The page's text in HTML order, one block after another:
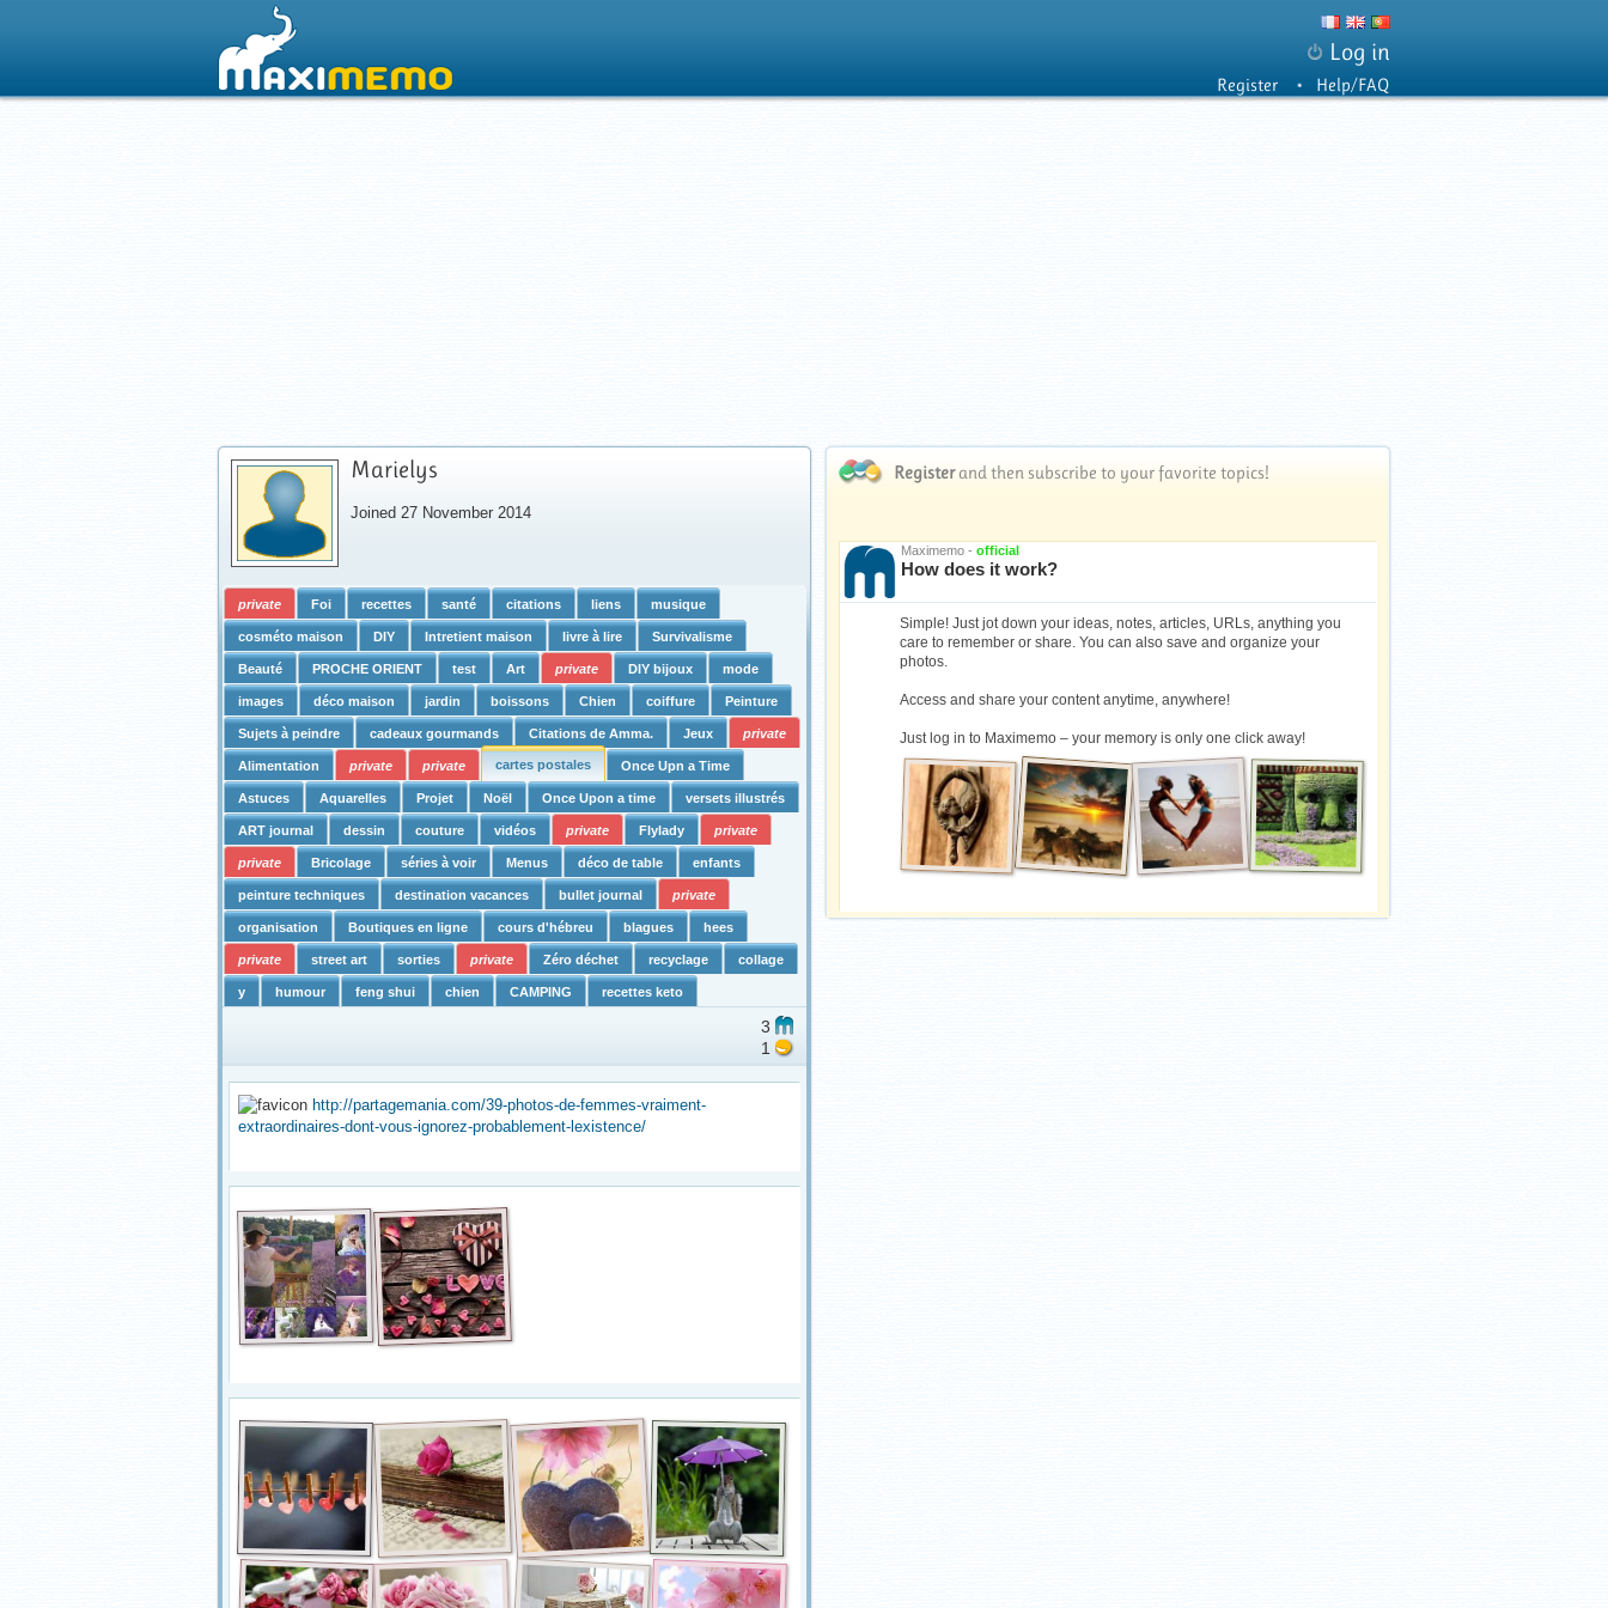
Log in
Register Help/FAQ
Marielys
Joined 27 November 2014
private Foi recettes santé citations liens musique
cosméto maison DIY Intretient maison livre à lire Survivalisme
Beauté PROCHE ORIENT test Art private DIY bijoux mode
images déco maison jardin boissons Chien coiffure Peinture
Sujets à peindre cadeaux gourmands Citations de Amma. Jeux private
Alimentation private private cartes postales Once Upn a Time
Astuces Aquarelles Projet Noël Once Upon a time versets illustrés
ART journal dessin couture vidéos private Flylady private
private Bricolage séries à voir Menus déco de table enfants
peinture techniques destination vacances bullet journal private
organisation Boutiques en ligne cours d'hébreu blagues hees
private street art sorties private Zéro déchet recyclage collage
y humour feng shui chien CAMPING recettes keto
3
1
http://partagemania.com/39-photos-de-femmes-vraiment-
extraordinaires-dont-vous-ignorez-probablement-lexistence/
Registerand then subscribe to your favorite topics!
Maximemo - official
How does it work?
Simple! Just jot down your ideas, notes, articles, URLs, anything you
care to remember or share. You can also save and organize your
photos.
Access and share your content anytime, anywhere!
Just log in to Maximemo – your memory is only one click away!